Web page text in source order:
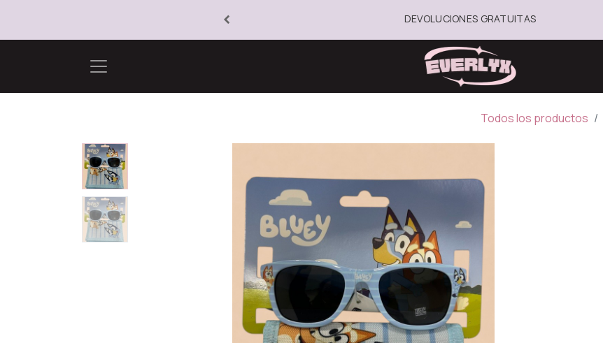
DEVOLUCIONES GRATUITAS
Todos los productos